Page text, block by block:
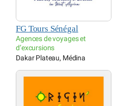
FG Tours Sénégal
Agences de voyages et
d’excursions
Dakar Plateau, Médina